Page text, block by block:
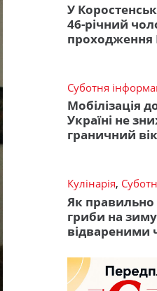
У
46-річний
проходження
Суботня
Мобілізація
Україні не
граничний вік
Кулінарія,
Як
гриби на